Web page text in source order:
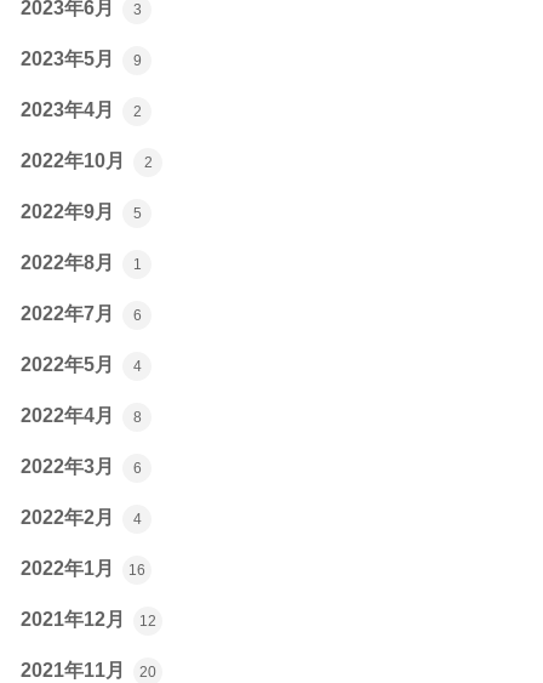
2023年6月 3
2023年5月 9
2023年4月 2
2022年10月 2
2022年9月 5
2022年8月 1
2022年7月 6
2022年5月 4
2022年4月 8
2022年3月 6
2022年2月 4
2022年1月 16
2021年12月 12
2021年11月 20